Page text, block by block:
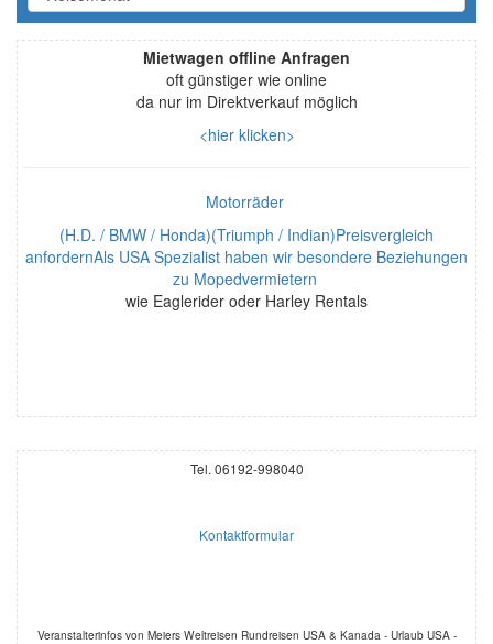
Mietwagen offline Anfragen
oft günstiger wie online
da nur im Direktverkauf möglich
<hier klicken>
Motorräder
(H.D. / BMW / Honda)(Triumph / Indian)Preisvergleich
anfordernAls USA Spezialist haben wir besondere Beziehungen
zu Mopedvermietern
wie Eaglerider oder Harley Rentals
Tel. 06192-998040
Kontaktformular
Veranstalterinfos von Meiers Weltreisen Rundreisen USA & Kanada - Urlaub USA -